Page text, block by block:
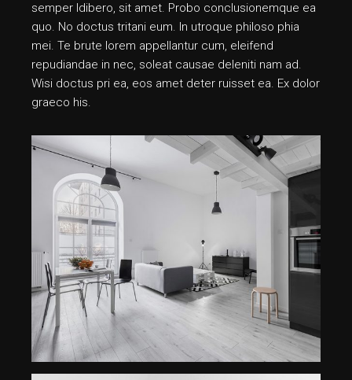
semper ldibero, sit amet. Probo conclusionemque ea
quo. No doctus tritani eum. In utroque philoso phia
mei. Te brute lorem appellantur cum, eleifend
repudiandae in nec, soleat causae deleniti nam ad.
Wisi doctus pri ea, eos amet deter ruisset ea. Ex dolor
graeco his.